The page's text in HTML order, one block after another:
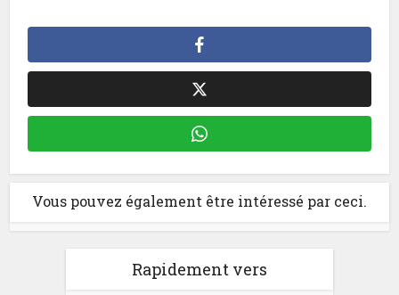
Vous pouvez également être intéressé par ceci.
Rapidement vers